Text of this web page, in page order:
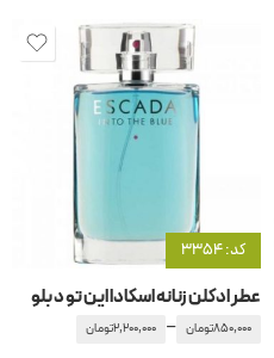
کد: 3354
عطر ادکلن زنانه اسکادا این تو د بلو
850,000تومان –
2,200,000تومان